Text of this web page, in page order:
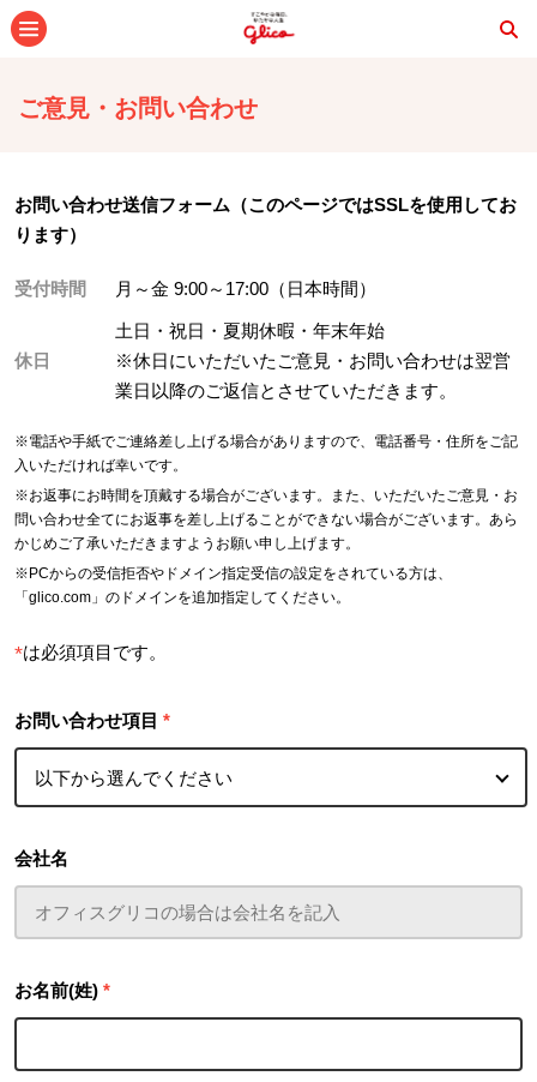
ご意見・お問い合わせ
お問い合わせ送信フォーム（このページではSSLを使用してお
ります）
受付時間 月～金 9:00～17:00（日本時間）
休日
土日・祝日・夏期休暇・年末年始
※休日にいただいたご意見・お問い合わせは翌営
業日以降のご返信とさせていただきます。
※電話や手紙でご連絡差し上げる場合がありますので、電話番号・住所をご記
入いただければ幸いです。
※お返事にお時間を頂戴する場合がございます。また、いただいたご意見・お
問い合わせ全てにお返事を差し上げることができない場合がございます。あら
かじめご了承いただきますようお願い申し上げます。
※PCからの受信拒否やドメイン指定受信の設定をされている方は、
「glico.com」のドメインを追加指定してください。
*は必須項目です。
お問い合わせ項目 *
会社名
お名前(姓) *